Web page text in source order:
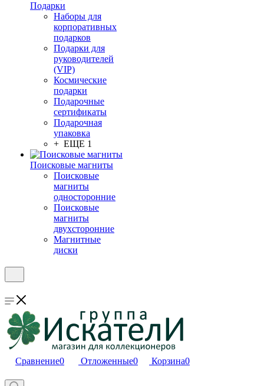
Подарки
Наборы для
корпоративных
подарков
Подарки для
руководителей
(VIP)
Космические
подарки
Подарочные
сертификаты
Подарочная
упаковка
+ ЕЩЕ 1
Поисковые магниты
Поисковые
магниты
односторонние
Поисковые
магниты
двухсторонние
Магнитные
диски
Сравнение0 Отложенные0 Корзина0